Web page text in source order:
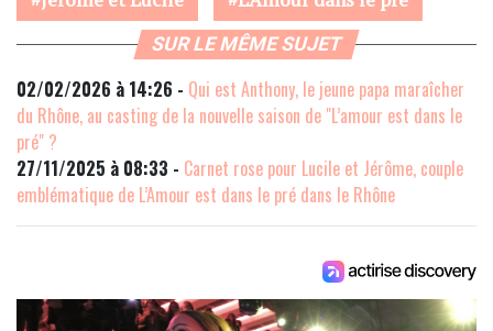
SUR LE MÊME SUJET
02/02/2026 à 14:26 - Qui est Anthony, le jeune papa maraîcher
du Rhône, au casting de la nouvelle saison de "L’amour est dans le
pré" ?
27/11/2025 à 08:33 - Carnet rose pour Lucile et Jérôme, couple
emblématique de L’Amour est dans le pré dans le Rhône